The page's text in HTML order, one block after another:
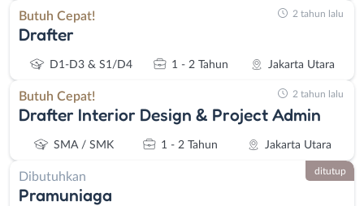
Butuh Cepat!
Drafter
D1-D3 & S1/D4 1 - 2 Tahun Jakarta Utara
2 tahun lalu
Butuh Cepat!
Drafter Interior Design & Project Admin
SMA / SMK 1 - 2 Tahun Jakarta Utara
2 tahun lalu
Dibutuhkan
Pramuniaga
ditutup